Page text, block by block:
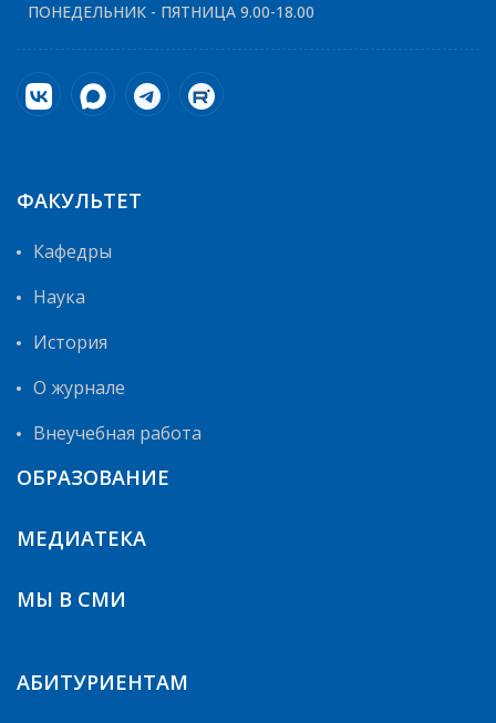
ПОНЕДЕЛЬНИК - ПЯТНИЦА 9.00-18.00
ФАКУЛЬТЕТ
Кафедры
Наука
История
О журнале
Внеучебная работа
ОБРАЗОВАНИЕ
МЕДИАТЕКА
МЫ В СМИ
АБИТУРИЕНТАМ